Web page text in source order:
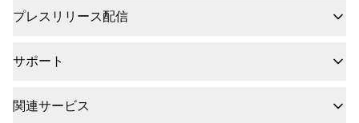
プレスリリース配信
サポート
関連サービス